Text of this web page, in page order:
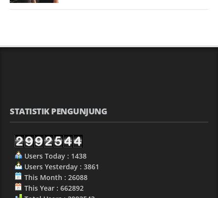
STATISTIK PENGUNJUNG
Users Today : 1438
Users Yesterday : 3861
This Month : 26088
This Year : 662892